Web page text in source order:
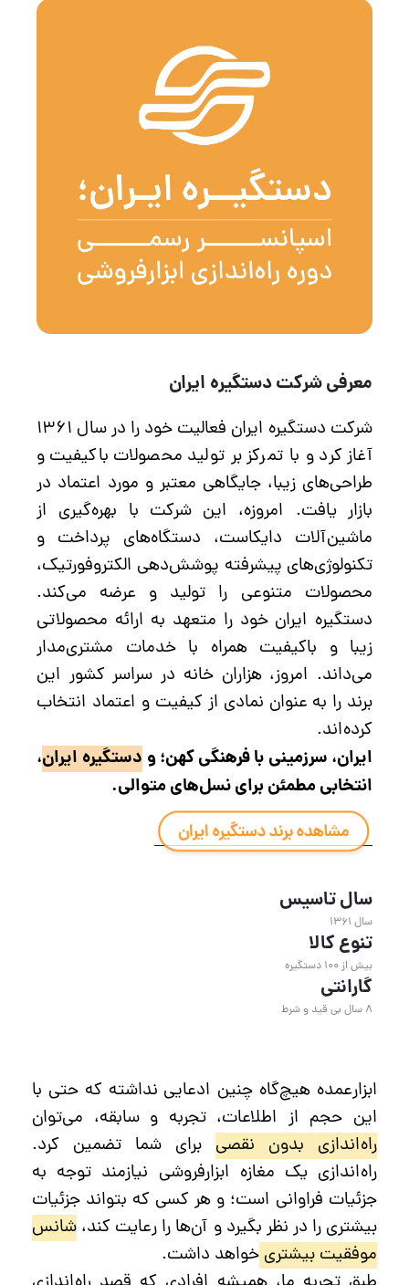
معرفی شرکت دستگیره ایران
شرکت دستگیره ایران فعالیت خود را در سال ۱۳۶۱
آغاز کرد و با تمرکز بر تولید محصولات باکیفیت و
طراحی‌های زیبا، جایگاهی معتبر و مورد اعتماد در
بازار یافت. امروزه، این شرکت با بهره‌گیری از
ماشین‌آلات دایکاست، دستگاه‌های پرداخت و
تکنولوژی‌های پیشرفته پوشش‌دهی الکتروفورتیک،
محصولات متنوعی را تولید و عرضه می‌کند.
دستگیره ایران خود را متعهد به ارائه محصولاتی
زیبا و باکیفیت همراه با خدمات مشتری‌مدار
می‌داند. امروز، هزاران خانه در سراسر کشور این
برند را به عنوان نمادی از کیفیت و اعتماد انتخاب
کرده‌اند.
ایران، سرزمینی با فرهنگی کهن؛ و دستگیره ایران،
انتخابی مطمئن برای نسل‌های متوالی.
سال تاسیس
سال ۱۳۶۱
تنوع کالا
بیش از ۱۰۰ دستگیره
گارانتی
۸ سال بی قید و شرط
ابزارعمده هیچ‌گاه چنین ادعایی نداشته که حتی با
این حجم از اطلاعات، تجربه و سابقه، می‌توان
راه‌اندازی بدون نقصی برای شما تضمین کرد.
راه‌اندازی یک مغازه ابزارفروشی نیازمند توجه به
جزئیات فراوانی است؛ و هر کسی که بتواند جزئیات
بیشتری را در نظر بگیرد و آن‌ها را رعایت کند، شانس
موفقیت بیشتری خواهد داشت.